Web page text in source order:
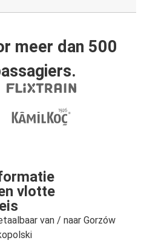
meer dan 500
vlotte
van / naar Gorzów